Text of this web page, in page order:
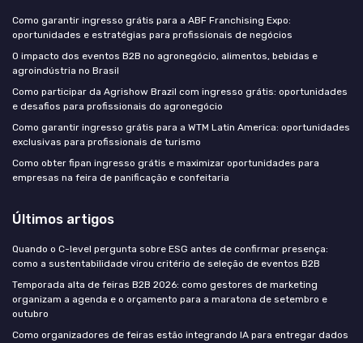
Como garantir ingresso grátis para a ABF Franchising Expo:
oportunidades e estratégias para profissionais de negócios
O impacto dos eventos B2B no agronegócio, alimentos, bebidas e
agroindústria no Brasil
Como participar da Agrishow Brazil com ingresso grátis: oportunidades
e desafios para profissionais do agronegócio
Como garantir ingresso grátis para a WTM Latin America: oportunidades
exclusivas para profissionais de turismo
Como obter fipan ingresso grátis e maximizar oportunidades para
empresas na feira de panificação e confeitaria
Últimos artigos
Quando o C-level pergunta sobre ESG antes de confirmar presença:
como a sustentabilidade virou critério de seleção de eventos B2B
Temporada alta de feiras B2B 2026: como gestores de marketing
organizam a agenda e o orçamento para a maratona de setembro e
outubro
Como organizadores de feiras estão integrando IA para entregar dados